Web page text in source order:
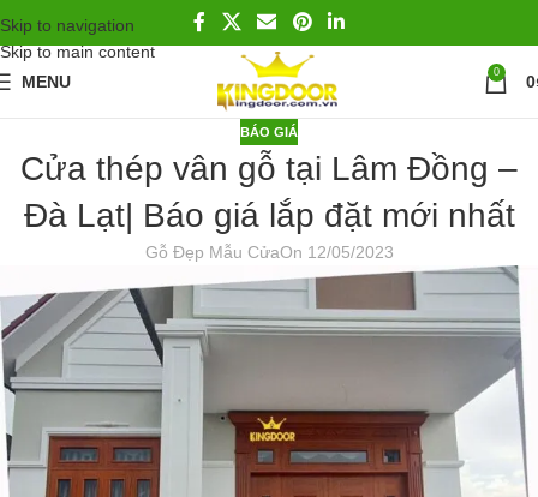
Skip to navigation
Skip to main content
MENU
0 0
BÁO GIÁ
Cửa thép vân gỗ tại Lâm Đồng –
Đà Lạt| Báo giá lắp đặt mới nhất
Gỗ Đẹp Mẫu CửaOn 12/05/2023